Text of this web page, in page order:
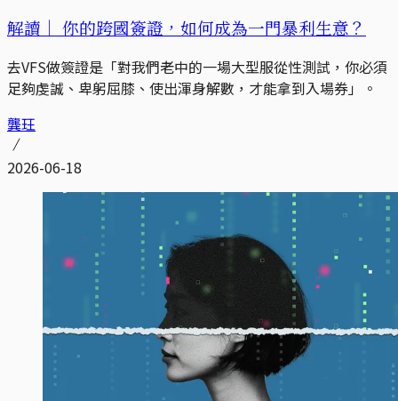
解讀｜ 你的跨國簽證，如何成為一門暴利生意？
去VFS做簽證是「對我們老中的一場大型服從性測試，你必須
足夠虔誠、卑躬屈膝、使出渾身解數，才能拿到入場券」。
龔玨
2026-06-18